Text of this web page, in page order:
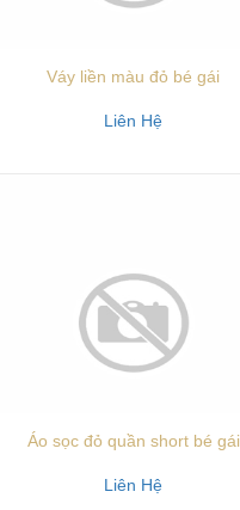
Váy liền màu đỏ bé gái
Liên Hệ
Áo sọc đỏ quần short bé gái
Liên Hệ